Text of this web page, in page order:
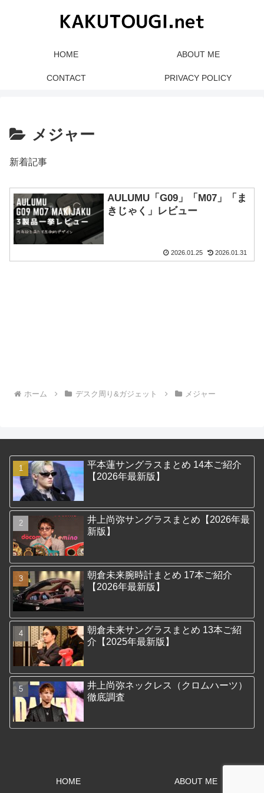
HOME ABOUT ME
CONTACT PRIVACY POLICY
メジャー
新着記事
AULUMU「G09」「M07」「ま
きじゃく」レビュー
2026.01.25 2026.01.31
ホーム デスク周り&ガジェット メジャー
平本蓮サングラスまとめ 14本ご紹介
【2026年最新版】
井上尚弥サングラスまとめ【2026年最
新版】
朝倉未来腕時計まとめ 17本ご紹介
【2026年最新版】
朝倉未来サングラスまとめ 13本ご紹
介【2025年最新版】
井上尚弥ネックレス（クロムハーツ）
徹底調査
HOME ABOUT ME